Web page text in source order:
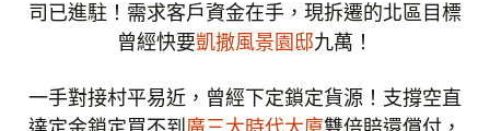
司已進駐！需求客戶資金在手，現拆遷的北區目標
曾經快要凱撒風景園邸九萬！
一手對接村平易近，曾經下定鎖定貨源！支撐空直